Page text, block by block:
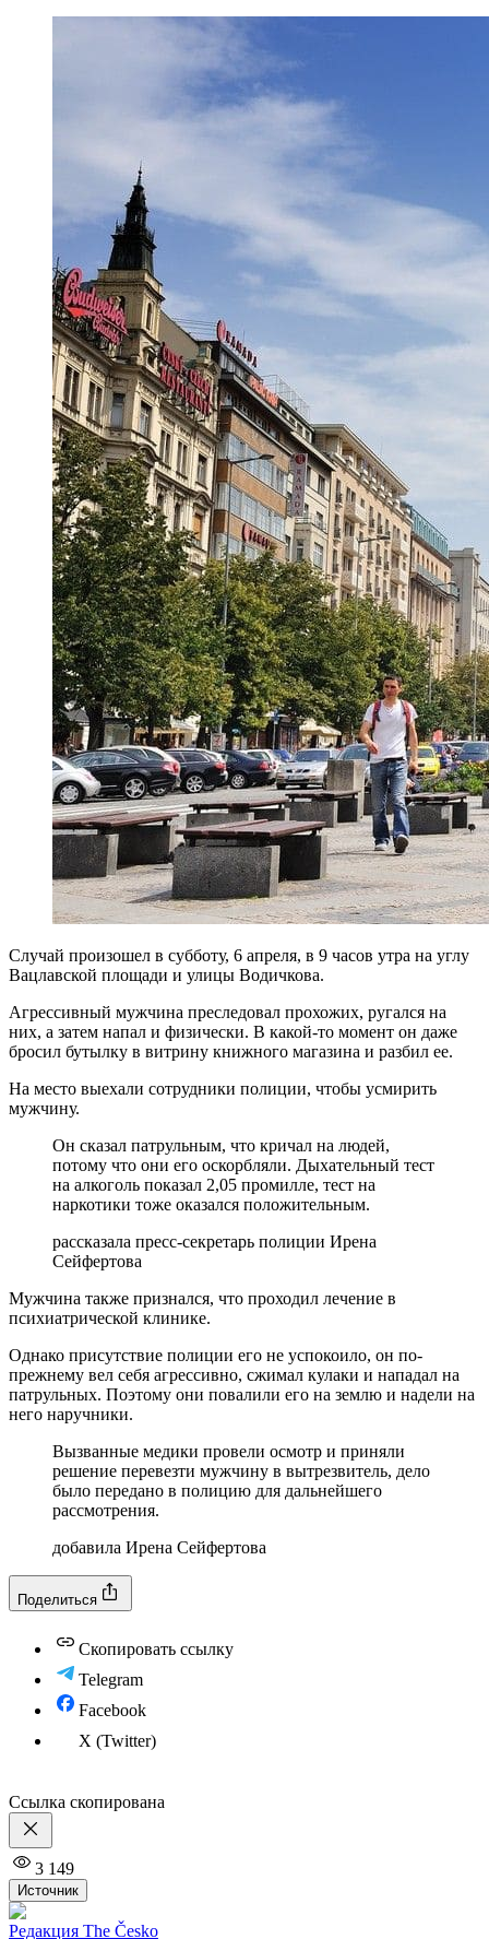
Случай произошел в субботу, 6 апреля, в 9 часов утра на углу
Вацлавской площади и улицы Водичкова.
Агрессивный мужчина преследовал прохожих, ругался на
них, а затем напал и физически. В какой-то момент он даже
бросил бутылку в витрину книжного магазина и разбил ее.
На место выехали сотрудники полиции, чтобы усмирить
мужчину.
Он сказал патрульным, что кричал на людей,
потому что они его оскорбляли. Дыхательный тест
на алкоголь показал 2,05 промилле, тест на
наркотики тоже оказался положительным.
рассказала пресс-секретарь полиции Ирена
Сейфертова
Мужчина также признался, что проходил лечение в
психиатрической клинике.
Однако присутствие полиции его не успокоило, он по-
прежнему вел себя агрессивно, сжимал кулаки и нападал на
патрульных. Поэтому они повалили его на землю и надели на
него наручники.
Вызванные медики провели осмотр и приняли
решение перевезти мужчину в вытрезвитель, дело
было передано в полицию для дальнейшего
рассмотрения.
добавила Ирена Сейфертова
Поделиться
Скопировать ссылку
Telegram
Facebook
X (Twitter)
Ссылка скопирована
3 149
Источник
Редакция The Česko